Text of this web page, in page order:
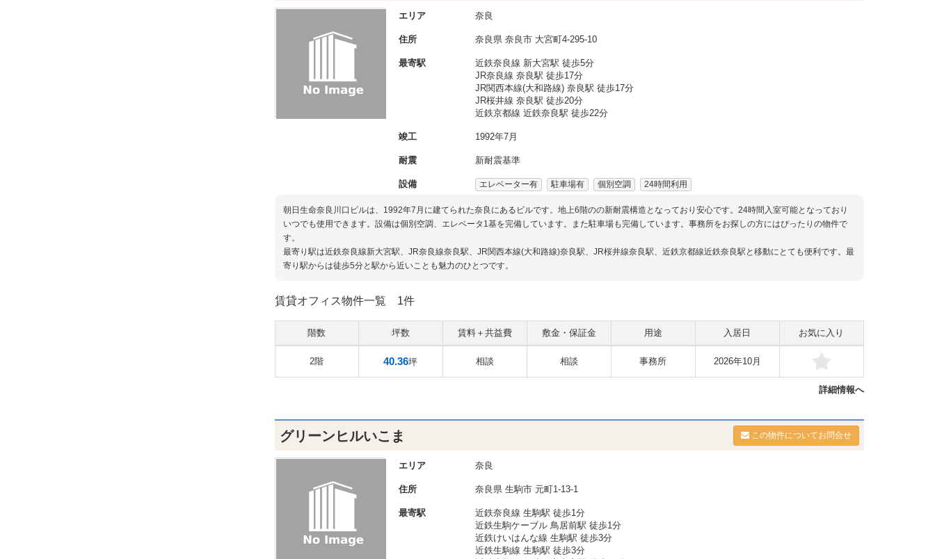
エリア 奈良
住所 奈良県 奈良市大宮町4-295-10
最寄駅
近鉄奈良線 新大宮駅 徒歩5分
JR奈良線 奈良駅 徒歩17分
JR関西本線(大和路線) 奈良駅 徒歩17分
JR桜井線 奈良駅 徒歩20分
近鉄京都線 近鉄奈良駅 徒歩22分
竣工 1992年7月
耐震 新耐震基準
設備 エレベーター有 駐車場有 個別空調 24時間利用
朝日生命奈良川口ビルは、1992年7月に建てられた奈良にあるビルです。地上6階のの新耐震構造となっており安心です。24時間入室可能となっており
いつでも使用できます。設備は個別空調、エレベータ1基を完備しています。また駐車場も完備しています。事務所をお探しの方にはぴったりの物件で
す。
最寄り駅は近鉄奈良線新大宮駅、JR奈良線奈良駅、JR関西本線(大和路線)奈良駅、JR桜井線奈良駅、近鉄京都線近鉄奈良駅と移動にとても便利です。最
寄り駅からは徒歩5分と駅から近いことも魅力のひとつです。
賃貸オフィス物件一覧 1件
階数 坪数 賃料＋共益費 敷金・保証金 用途 入居日 お気に入り
2階 40.36坪 相談 相談 事務所 2026年10月
詳細情報へ
グリーンヒルいこま この物件についてお問合せ
エリア 奈良
住所 奈良県 生駒市元町1-13-1
最寄駅
近鉄奈良線 生駒駅 徒歩1分
近鉄生駒ケーブル 鳥居前駅 徒歩1分
近鉄けいはんな線 生駒駅 徒歩3分
近鉄生駒線 生駒駅 徒歩3分